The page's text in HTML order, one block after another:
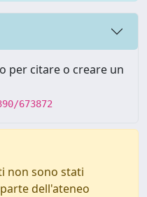
per citare o creare un
673872
non sono stati
dell'ateneo